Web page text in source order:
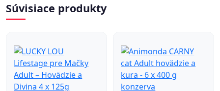
Súvisiace produkty